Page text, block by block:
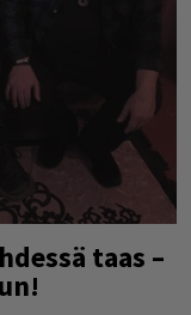
taas –